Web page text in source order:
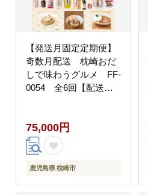
【発送月固定定期便】
奇数月配送 枕崎おだ
しで味わうグルメ FF-
0054 全6回【配送不
75,000円
鹿児島県 枕崎市